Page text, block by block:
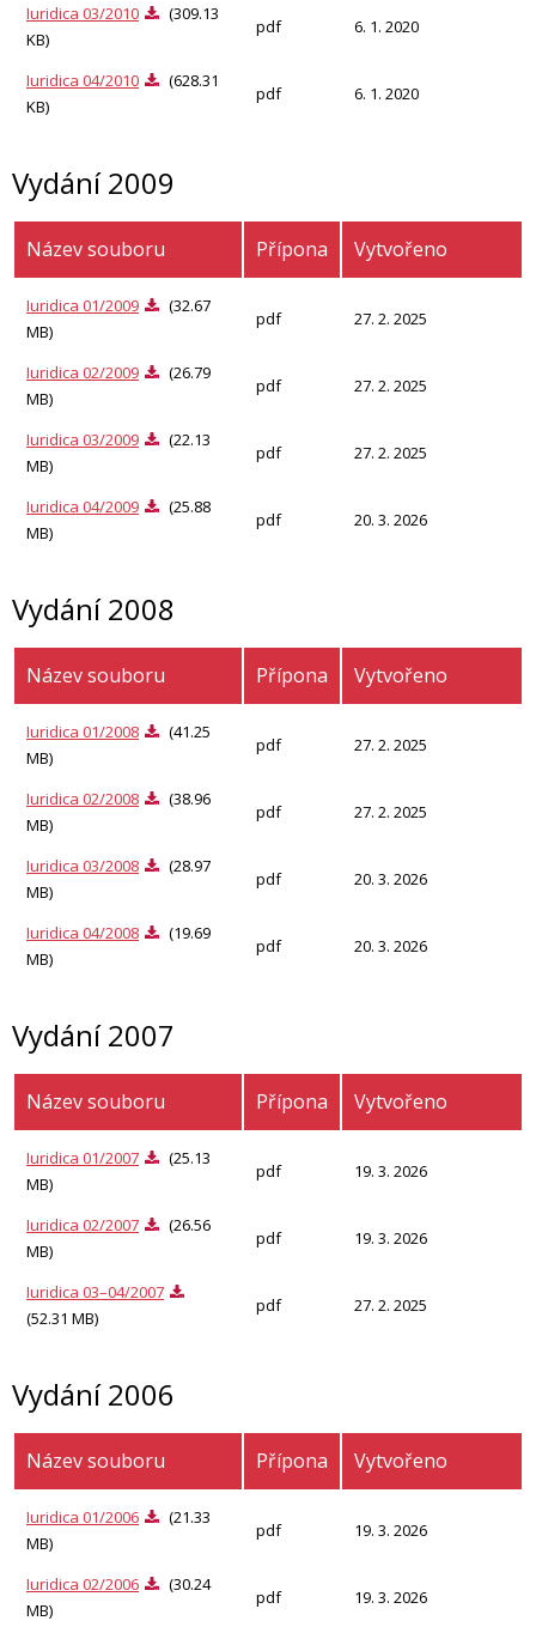
Iuridica 03/2010
(309.13
KB)
pdf 6. 1. 2020
Iuridica 04/2010
(628.31
KB)
pdf 6. 1. 2020
Vydání 2009
Název souboru Přípona Vytvořeno
Iuridica 01/2009
(32.67
MB)
pdf 27. 2. 2025
Iuridica 02/2009
(26.79
MB)
pdf 27. 2. 2025
Iuridica 03/2009
(22.13
MB)
pdf 27. 2. 2025
Iuridica 04/2009
(25.88
MB)
pdf 20. 3. 2026
Vydání 2008
Název souboru Přípona Vytvořeno
Iuridica 01/2008
(41.25
MB)
pdf 27. 2. 2025
Iuridica 02/2008
(38.96
MB)
pdf 27. 2. 2025
Iuridica 03/2008
(28.97
MB)
pdf 20. 3. 2026
Iuridica 04/2008
(19.69
MB)
pdf 20. 3. 2026
Vydání 2007
Název souboru Přípona Vytvořeno
Iuridica 01/2007
(25.13
MB)
pdf 19. 3. 2026
Iuridica 02/2007
(26.56
MB)
pdf 19. 3. 2026
Iuridica 03–04/2007
(52.31 MB)
pdf 27. 2. 2025
Vydání 2006
Název souboru Přípona Vytvořeno
Iuridica 01/2006
(21.33
MB)
pdf 19. 3. 2026
Iuridica 02/2006
(30.24
MB)
pdf 19. 3. 2026